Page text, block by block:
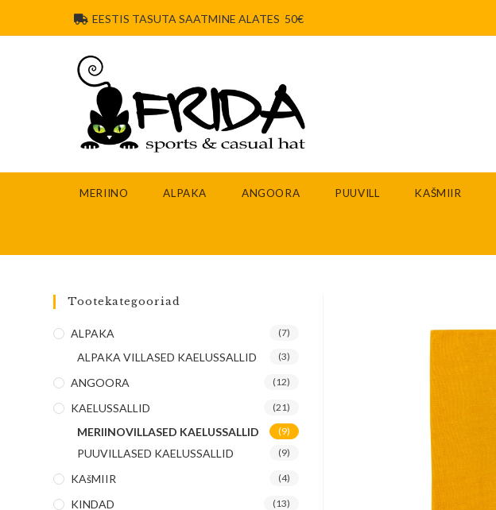
EESTIS TASUTA SAATMINE ALATES 50€
MERIINO ALPAKA ANGOORA PUUVILL KAŠMIIR
Tootekategooriad
ALPAKA (7)
ALPAKA VILLASED KAELUSSALLID (3)
ANGOORA (12)
KAELUSSALLID (21)
MERIINOVILLASED KAELUSSALLID (9)
PUUVILLASED KAELUSSALLID (9)
KAšMIIR (4)
KINDAD (13)